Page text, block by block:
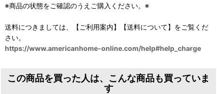
※商品の状態をご確認のうえご購入ください。※
送料につきましては、【ご利用案内】【送料について】をご覧くだ
さい。
https://www.americanhome-online.com/help#help_charge
この商品を買った人は、こんな商品も買っていま
す